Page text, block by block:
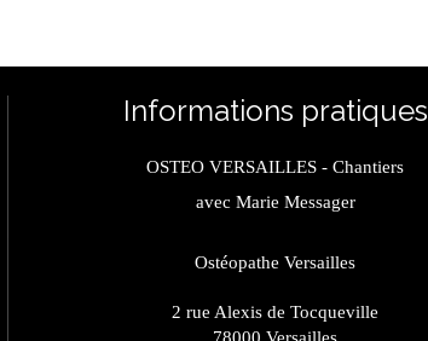
Informations pratiques
OSTEO VERSAILLES - Chantiers
avec Marie Messager
Ostéopathe Versailles
2 rue Alexis de Tocqueville